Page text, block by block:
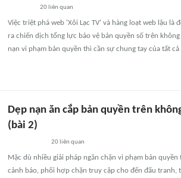
20 liên quan
Việc triệt phá web 'Xôi Lạc TV' và hàng loạt web lậu
ra chiến dịch tổng lực bảo vệ bản quyền số trên
nạn vi phạm bản quyền thì cần sự chung tay của tất
Dẹp nạn ăn cắp bản quyền trên
(bài 2)
20liên quan
Mặc dù nhiều giải pháp ngăn chặn vi phạm bản
cảnh báo, phối hợp chặn truy cập cho đến đấu tranh,